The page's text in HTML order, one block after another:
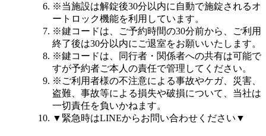
※当施設は解錠後30分以内に自動で施錠されるオ
ートロック機能を利用しています。
※鍵コードは、ご予約時間の30分前から、ご利用
終了後は30分以内にご退室をお願いいたします。
※鍵コードは、同行者・関係者への共有は可能で
すが予約者ご本人の責任で管理してください。
※ご利用者様の不注意による事故やケガ、災害、
盗難、事故等による損失や破損について、当社は
一切責任を負いかねます。
▼緊急時はLINEからお問い合わせください▼